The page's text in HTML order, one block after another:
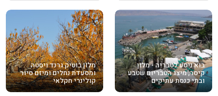
בוא ניסע לטבריה - מלון
קיסר, מיצג הטבריום שטבע
ובתי כנסת עתיקים
מלון בוטיק גרנד ויסטה
ומסעדת נחלים ומיזם סיור
קולינרי חקלאי